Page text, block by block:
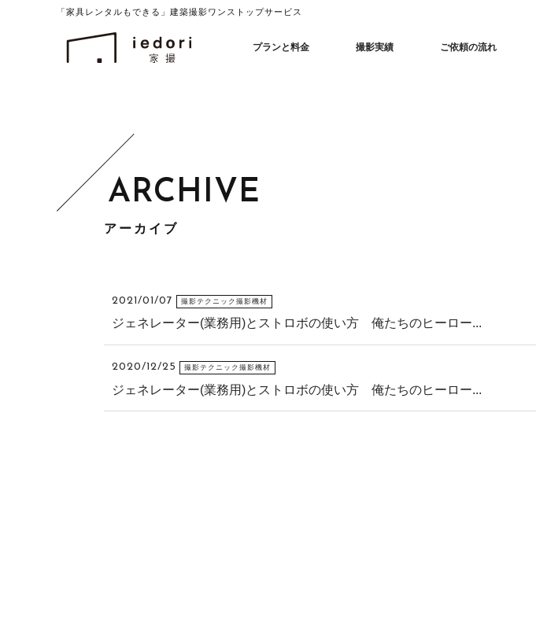
「家具レンタルもできる」建築撮影ワンストップサービス
プランと料金 撮影実績 ご依頼の流れ
アーカイブ
2021/01/07 撮影テクニック撮影機材
ジェネレーター(業務用)とストロボの使い方 俺たちのヒーロー...
2020/12/25 撮影テクニック撮影機材
ジェネレーター(業務用)とストロボの使い方 俺たちのヒーロー...